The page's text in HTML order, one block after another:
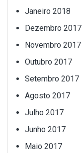
Janeiro 2018
Dezembro 2017
Novembro 2017
Outubro 2017
Setembro 2017
Agosto 2017
Julho 2017
Junho 2017
Maio 2017